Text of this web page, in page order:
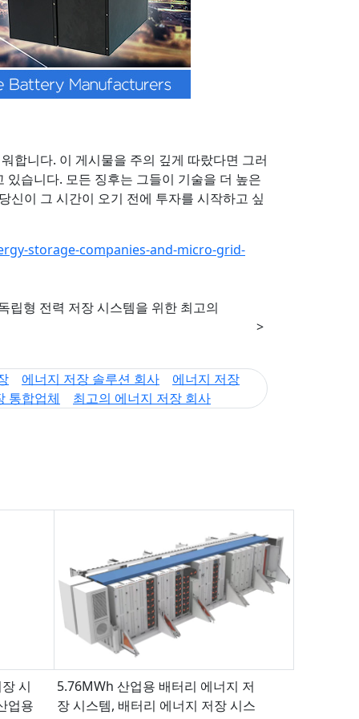
합니다. 이 게시물을 주의 깊게 따랐다면 그러
습니다. 모든 징후는 그들이 기술을 더 높은
신이 그 시간이 오기 전에 투자를 시작하고 싶
storage-companies-and-micro-grid-
립형 전력 저장 시스템을 위한 최고의
>
에너지 저장 솔루션 회사
에너지 저장
통합업체
최고의 에너지 저장 회사
시
업용
5.76MWh 산업용 배터리 에너지 저
장 시스템, 배터리 에너지 저장 시스